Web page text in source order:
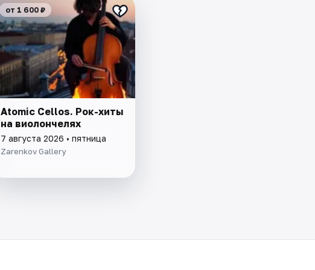
от 1 600 ₽
Atomic Cellos. Рок-хиты
на виолончелях
7 августа 2026 • пятница
Zarenkov Gallery